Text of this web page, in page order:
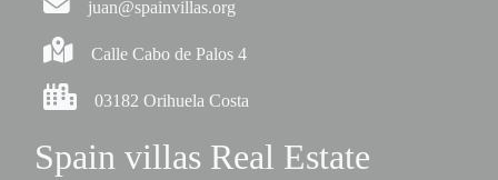
juan@spainvillas.org
Calle Cabo de Palos 4
03182 Orihuela Costa
Spain villas Real Estate